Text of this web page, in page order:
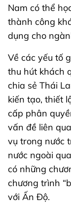
Nam có thể
thành công
dụng cho
Về các yếu tố
thu hút khách
chia sẻ Thái
kiến tạo, thiết
cấp phân
vấn đề liên
vụ trong nước
nước ngoài
có những
chương trình
với Ấn Độ.